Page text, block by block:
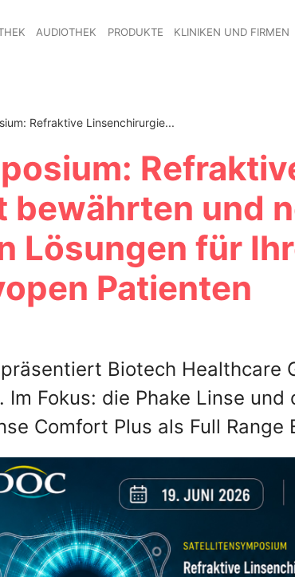
AUDIOTHEK PRODUKTE KLINIKEN UND FIRMEN
Refraktive Linsenchirurgie...
und
Lösungen für
Patienten
Biotech Healthcare
Fokus: die Phake Linse und
Comfort Plus als Full Range